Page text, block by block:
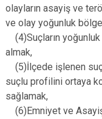
olayların asayiş ve
ve olay yoğunluk
(4)Suçların
almak,
(5)İlçede işlenen
suçlu profilini ortaya
sağlamak,
(6)Emniyet ve Asayiş